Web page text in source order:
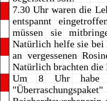
7.30 Uhr waren die
entspannt
müssen sie
Natürlich helfe sie
an vergessenen
Natürlich brachten
Um 8 Uhr habe